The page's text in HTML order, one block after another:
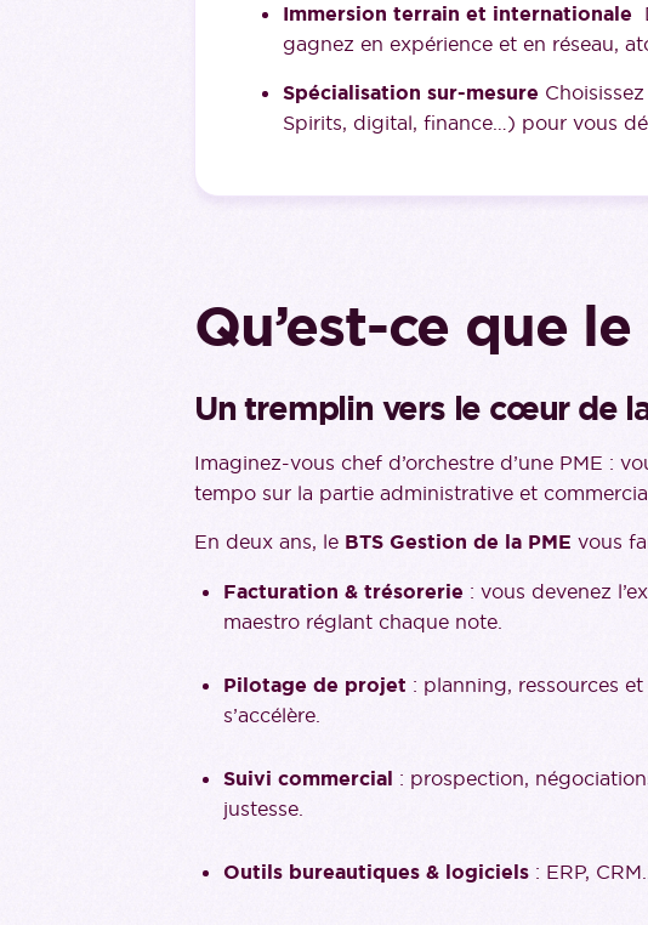
Immersion terrain et internationale
gagnez en expérience et en réseau,
Spécialisation sur-mesure
Spirits, digital, finance…) pour vous
Qu’est-ce que le
Un tremplin vers le cœur de
Imaginez-vous chef d’orchestre d’une PME :
tempo sur la partie administrative et
En deux ans, le BTS Gestion de la PME vous
Facturation & trésorerie : vous devenez
maestro réglant chaque note.
Pilotage de projet : planning, ressources
s’accélère.
Suivi commercial : prospection,
justesse.
Outils bureautiques & logiciels : ERP,